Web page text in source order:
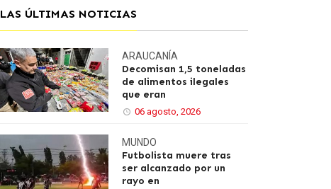
LAS ÚLTIMAS NOTICIAS
ARAUCANÍA
Decomisan 1,5 toneladas
de alimentos ilegales
que eran
06 agosto, 2026
MUNDO
Futbolista muere tras
ser alcanzado por un
rayo en